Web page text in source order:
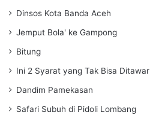
Dinsos Kota Banda Aceh
Jemput Bola' ke Gampong
Bitung
Ini 2 Syarat yang Tak Bisa Ditawar
Dandim Pamekasan
Safari Subuh di Pidoli Lombang